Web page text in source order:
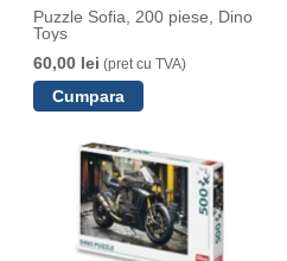
Puzzle Sofia, 200 piese, Dino
Toys
60,00 lei (pret cu TVA)